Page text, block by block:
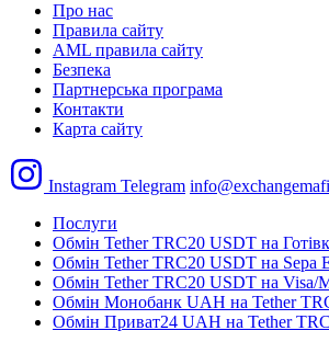
Про нас
Правила сайту
AML правила сайту
Безпека
Партнерська програма
Контакти
Карта сайту
Instagram Telegram
Послуги
Обмін Tether TRC20 USDT на
Обмін Tether TRC20 USDT на Sepa
Обмін Tether TRC20 USDT на Visa/
Обмін Монобанк UAH на Tether
Обмін Приват24 UAH на Tether